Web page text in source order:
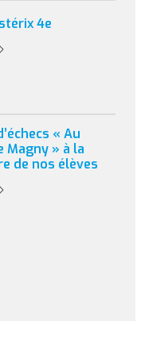
4e
« Au
Magny » à la
de nos élèves